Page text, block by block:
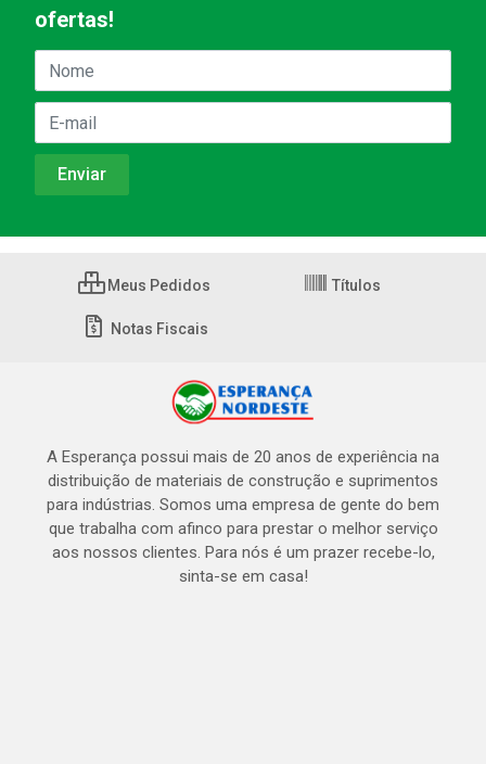
ofertas!
Meus Pedidos Títulos
Notas Fiscais
A Esperança possui mais de 20 anos de experiência na
distribuição de materiais de construção e suprimentos
para indústrias. Somos uma empresa de gente do bem
que trabalha com afinco para prestar o melhor serviço
aos nossos clientes. Para nós é um prazer recebe-lo,
sinta-se em casa!